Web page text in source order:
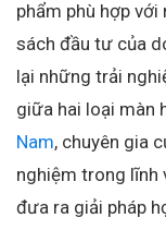
phẩm phù hợp
sách đầu tư của
lại những trải
giữa hai loại màn
Nam, chuyên gia
nghiệm trong lĩnh
đưa ra giải pháp